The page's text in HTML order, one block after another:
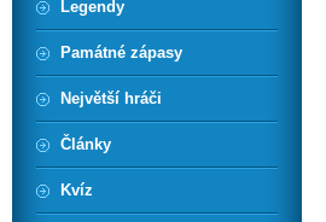
Legendy
Památné zápasy
Největší hráči
Články
Kvíz